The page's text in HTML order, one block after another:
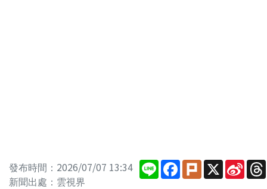
發布時間：2026/07/07 13:34
新聞出處：雲視界
Line Facebook
PlurkX Sina